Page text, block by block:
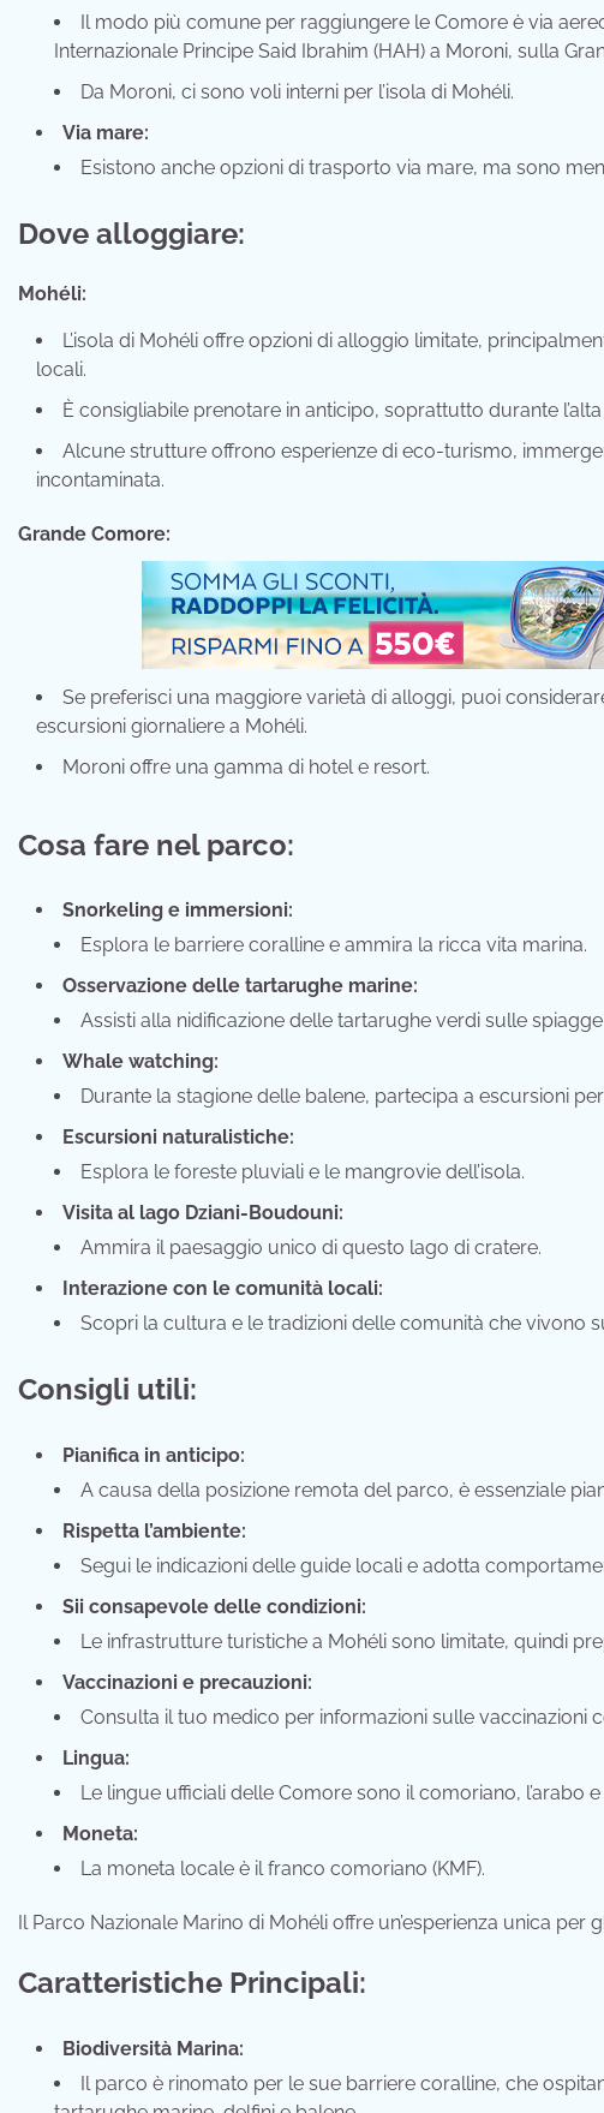
Il modo più comune per raggiungere le Comore è via
Internazionale Principe Said Ibrahim (HAH) a Moroni, sulla
Da Moroni, ci sono voli interni per l’isola di Mohéli.
Via mare:
Esistono anche opzioni di trasporto via mare, ma sono
Dove alloggiare:
Mohéli:
L’isola di Mohéli offre opzioni di alloggio limitate,
locali.
È consigliabile prenotare in anticipo, soprattutto durante
Alcune strutture offrono esperienze di eco-turismo,
incontaminata.
Grande Comore:
Se preferisci una maggiore varietà di alloggi, puoi
escursioni giornaliere a Mohéli.
Moroni offre una gamma di hotel e resort.
Cosa fare nel parco:
Snorkeling e immersioni:
Esplora le barriere coralline e ammira la ricca vita marina.
Osservazione delle tartarughe marine:
Assisti alla nidificazione delle tartarughe verdi sulle
Whale watching:
Durante la stagione delle balene, partecipa a escursioni
Escursioni naturalistiche:
Esplora le foreste pluviali e le mangrovie dell’isola.
Visita al lago Dziani-Boudouni:
Ammira il paesaggio unico di questo lago di cratere.
Interazione con le comunità locali:
Scopri la cultura e le tradizioni delle comunità che vivono
Consigli utili:
Pianifica in anticipo:
A causa della posizione remota del parco, è essenziale
Rispetta l’ambiente:
Segui le indicazioni delle guide locali e adotta
Sii consapevole delle condizioni:
Le infrastrutture turistiche a Mohéli sono limitate, quindi
Vaccinazioni e precauzioni:
Consulta il tuo medico per informazioni sulle vaccinazioni
Lingua:
Le lingue ufficiali delle Comore sono il comoriano, l’arabo e
Moneta:
La moneta locale è il franco comoriano (KMF).
Il Parco Nazionale Marino di Mohéli offre un’esperienza unica per
Caratteristiche Principali:
Biodiversità Marina:
Il parco è rinomato per le sue barriere coralline, che